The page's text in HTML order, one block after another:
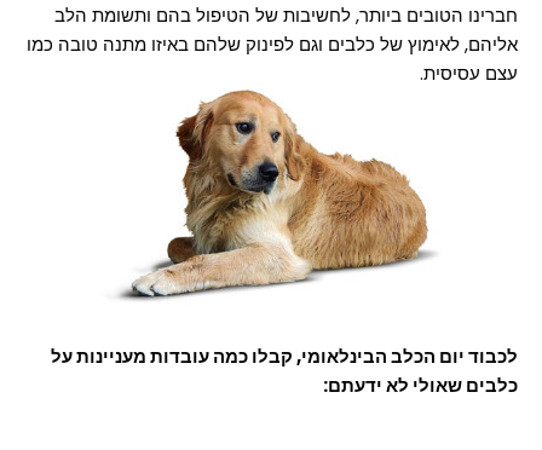
חברינו הטובים ביותר, לחשיבות של הטיפול בהם ותשומת הלב
אליהם, לאימוץ של כלבים וגם לפינוק שלהם באיזו מתנה טובה כמו
עצם עסיסית.
לכבוד יום הכלב הבינלאומי, קבלו כמה עובדות מעניינות על
כלבים שאולי לא ידעתם: